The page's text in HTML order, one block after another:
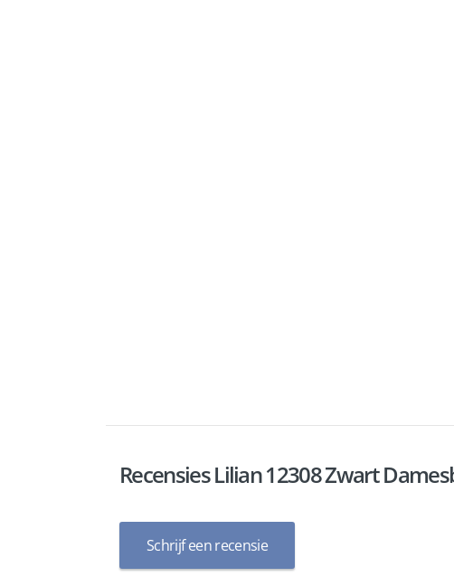
Recensies Lilian 12308 Zwart
Schrijf een recensie